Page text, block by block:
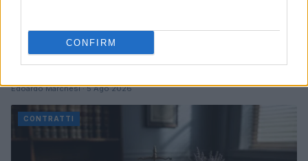
CONFIRM
Assistenza legale per licenziamenti, contratti e
Edoardo Marchesi · 5 Ago 2026
CONTRATTI